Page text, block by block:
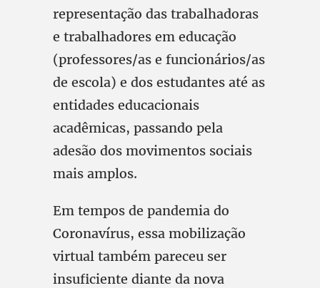
representação das trabalhadoras
e trabalhadores em educação
(professores/as e funcionários/as
de escola) e dos estudantes até as
entidades educacionais
acadêmicas, passando pela
adesão dos movimentos sociais
mais amplos.
Em tempos de pandemia do
Coronavírus, essa mobilização
virtual também pareceu ser
insuficiente diante da nova